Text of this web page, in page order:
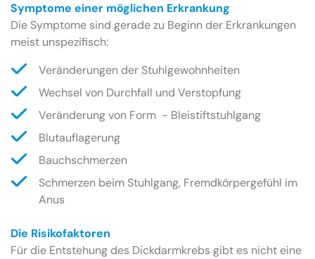
Symptome einer möglichen Erkrankung
Die Symptome sind gerade zu Beginn der Erkrankungen
meist unspezifisch:
Veränderungen der Stuhlgewohnheiten
Wechsel von Durchfall und Verstopfung
Veränderung von Form - Bleistiftstuhlgang
Blutauflagerung
Bauchschmerzen
Schmerzen beim Stuhlgang, Fremdkörpergefühl im
Anus
Die Risikofaktoren
Für die Entstehung des Dickdarmkrebs gibt es nicht eine